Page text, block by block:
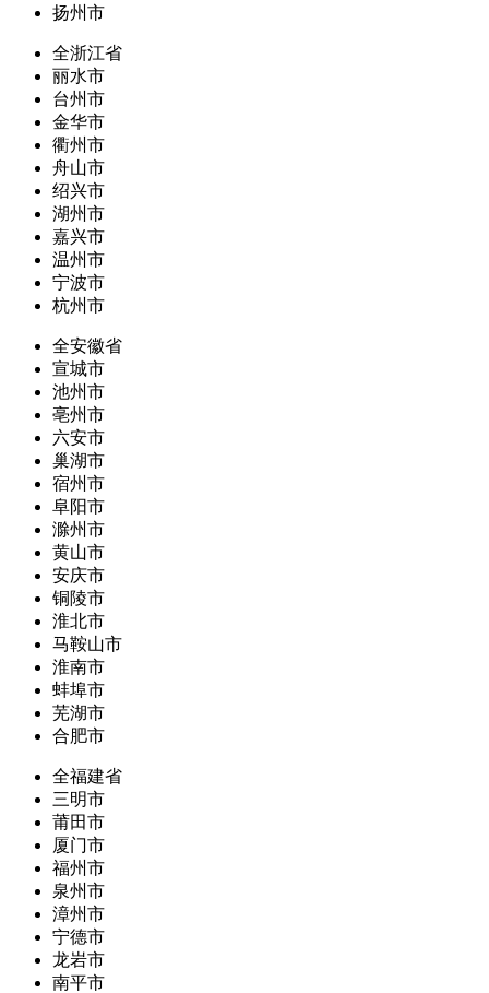
扬州市
全浙江省
丽水市
台州市
金华市
衢州市
舟山市
绍兴市
湖州市
嘉兴市
温州市
宁波市
杭州市
全安徽省
宣城市
池州市
亳州市
六安市
巢湖市
宿州市
阜阳市
滁州市
黄山市
安庆市
铜陵市
淮北市
马鞍山市
淮南市
蚌埠市
芜湖市
合肥市
全福建省
三明市
莆田市
厦门市
福州市
泉州市
漳州市
宁德市
龙岩市
南平市